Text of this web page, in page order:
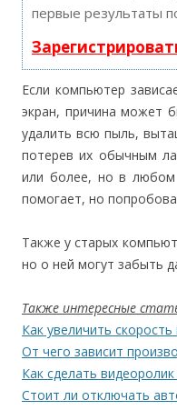
первые результаты
Если компьютер
экран, причина может
удалить всю пыль,
потерев их обычным
или более, но в любом
помогает, но
Также у старых
но о ней могут забыть
Также интересные
Как увеличить
От чего зависит
Как сделать
Стоит ли отключать